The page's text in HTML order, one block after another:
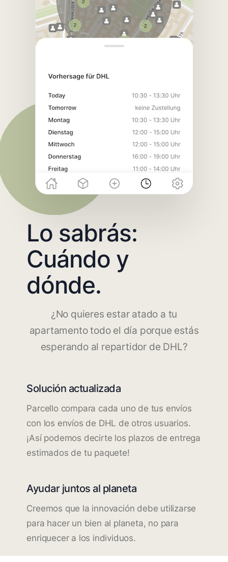
Lo sabrás:
Cuándo y
dónde.
¿No quieres estar atado a tu
apartamento todo el día porque estás
esperando al repartidor de DHL?
Solución actualizada
Parcello compara cada uno de tus envíos
con los envíos de DHL de otros usuarios.
¡Así podemos decirte los plazos de entrega
estimados de tu paquete!
Ayudar juntos al planeta
Creemos que la innovación debe utilizarse
para hacer un bien al planeta, no para
enriquecer a los individuos.